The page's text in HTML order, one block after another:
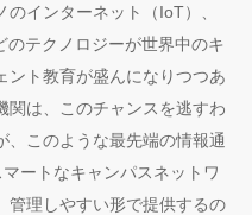
インターネット（IoT）、
のテクノロジーが世界中のキ
ント教育が盛んになりつつあ
関は、このチャンスを逃すわ
、このような最先端の情報通
ートなキャンパスネットワ
管理しやすい形で提供するの